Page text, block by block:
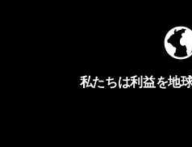
私たちは利益を地